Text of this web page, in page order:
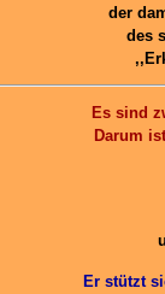
der
des
Es sind
Darum
Er stützt